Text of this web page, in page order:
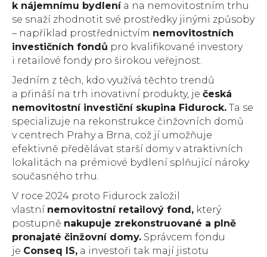
k nájemnímu bydlenía na nemovitostním trhu
se snaží zhodnotit své prostředky jinými způsoby
– například prostřednictvím nemovitostních
investičních fondů pro kvalifikované investory
i retailové fondy pro širokou veřejnost.
Jedním z těch, kdo využívá těchto trendů
a přináší na trh inovativní produkty, je česká
nemovitostní investiční skupina Fidurock. Ta se
specializuje na rekonstrukce činžovních domů
v centrech Prahy a Brna, což jí umožňuje
efektivně předělávat starší domy v atraktivních
lokalitách na prémiové bydlení splňující nároky
současného trhu.
V roce 2024 proto Fidurock založil
vlastní nemovitostní retailový fond, který
postupně nakupuje zrekonstruované a plně
pronajaté činžovní domy. Správcem fondu
je Conseq IS, a investoři tak mají jistotu